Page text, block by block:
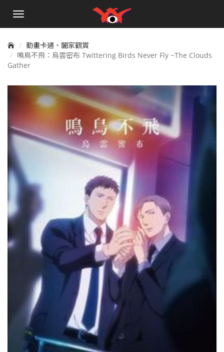
手
單
動畫卡通、闔家觀賞
鳴鳥不飛：烏雲密布 Twittering Birds Never Fly ~The Clouds
Gather